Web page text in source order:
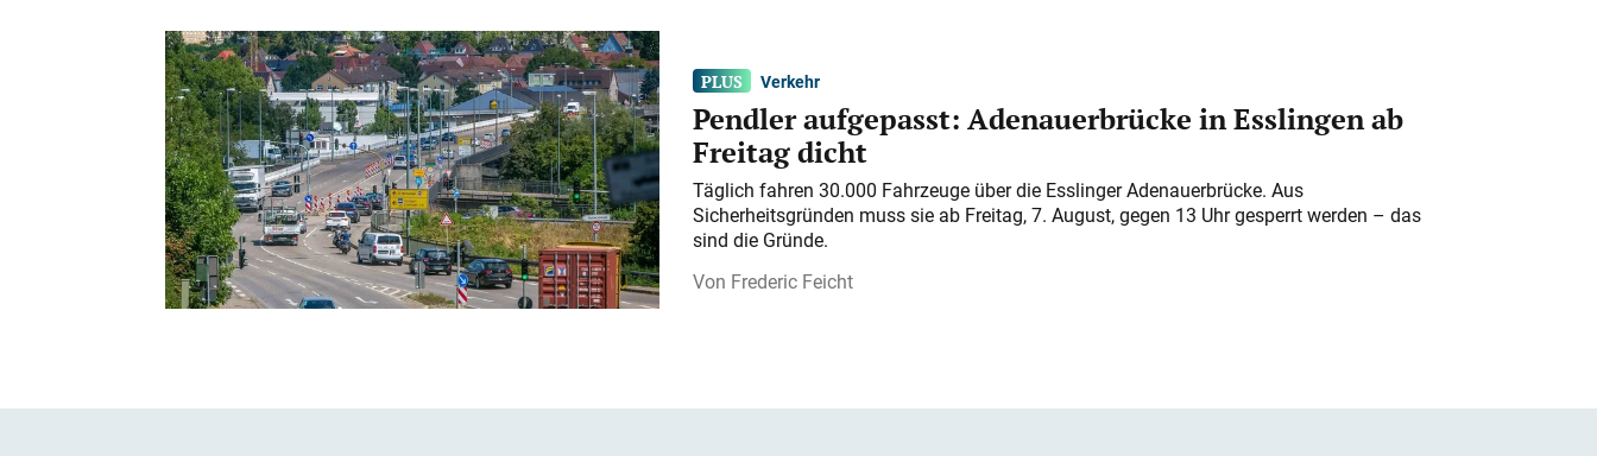
Verkehr
Pendler aufgepasst: Adenauerbrücke in Esslingen ab
Freitag dicht
Täglich fahren 30.000 Fahrzeuge über die Esslinger Adenauerbrücke. Aus
Sicherheitsgründen muss sie ab Freitag, 7. August, gegen 13 Uhr gesperrt werden – das
sind die Gründe.
Frederic Feicht